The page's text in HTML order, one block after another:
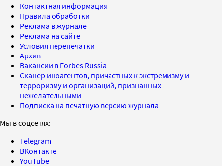
Контактная информация
Правила обработки
Реклама в журнале
Реклама на сайте
Условия перепечатки
Архив
Вакансии в Forbes Russia
Сканер иноагентов, причастных к экстремизму и
терроризму и организаций, признанных
нежелательными
Подписка на печатную версию журнала
Мы в соцсетях:
Telegram
ВКонтакте
YouTube